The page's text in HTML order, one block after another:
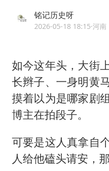
猫
铭记历史呀
2026-05-18 18:15·河南
如今这年头，大街
长辫子、一身明黄
摸着以为是哪家剧
博主在拍段子。
可要是这人真拿自
人给他磕头请安，